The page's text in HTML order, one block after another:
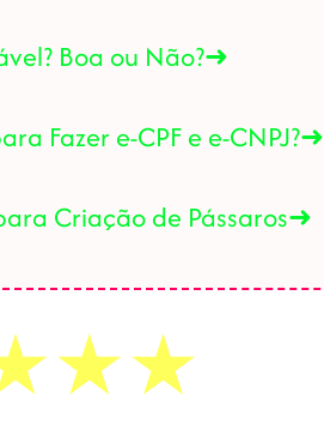
Boa ou Não?➜
Fazer e-CPF e e-CNPJ?➜
Criação de Pássaros➜